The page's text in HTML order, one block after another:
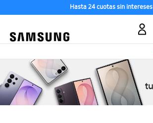
Hasta 24 cuotas sin intereses